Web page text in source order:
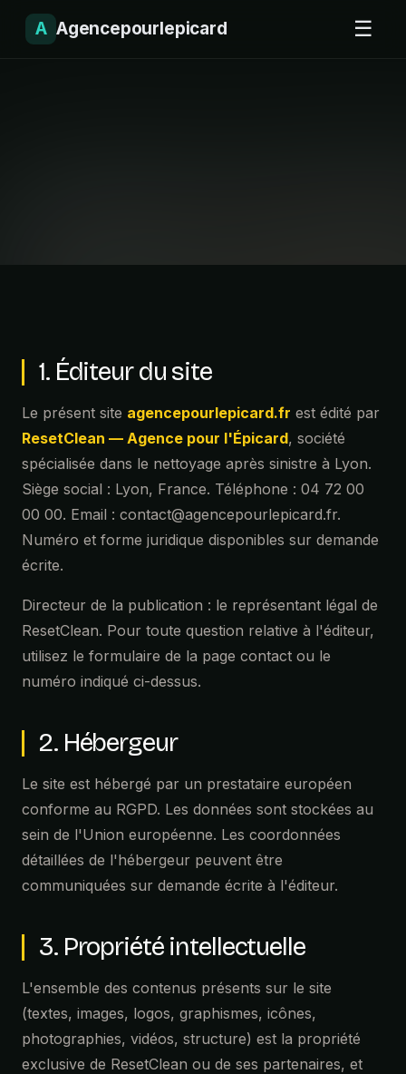
A Agencepourlepicard ☰
via ce site.
En naviguant sur ce site, vous acceptez les pratiques décrites
du 6 janvier 1978 modifiée.
Responsable du traitement
Le responsable du traitement des données personnelles
Pour toute question relative à vos données personnelles,
contact@agencepourlepicard.fr
Données collectées
Nous collectons uniquement les données que vous nous
contact, les échanges email ou téléphone, ou l'inscription à une
information communiquée dans le message.
Finalités du traitement
intervention, vous tenir informé du suivi, respecter nos obligations
services.
Le traitement repose sur votre consentement explicite,
précontractuelles, le respect d'obligations légales (facturation,
Agencepourlepicard (amélioration des services, prévention de la
Durée de conservation
1. Éditeur du site
Le présent site agencepourlepicard.fr est édité par
ResetClean — Agence pour l'Épicard, société
spécialisée dans le nettoyage après sinistre à Lyon.
Siège social : Lyon, France. Téléphone : 04 72 00
00 00. Email : contact@agencepourlepicard.fr.
Numéro et forme juridique disponibles sur demande
écrite.
Directeur de la publication : le représentant légal de
ResetClean. Pour toute question relative à l'éditeur,
utilisez le formulaire de la page contact ou le
numéro indiqué ci-dessus.
2. Hébergeur
Le site est hébergé par un prestataire européen
conforme au RGPD. Les données sont stockées au
sein de l'Union européenne. Les coordonnées
détaillées de l'hébergeur peuvent être
communiquées sur demande écrite à l'éditeur.
3. Propriété intellectuelle
L'ensemble des contenus présents sur le site
(textes, images, logos, graphismes, icônes,
photographies, vidéos, structure) est la propriété
exclusive de ResetClean ou de ses partenaires, et